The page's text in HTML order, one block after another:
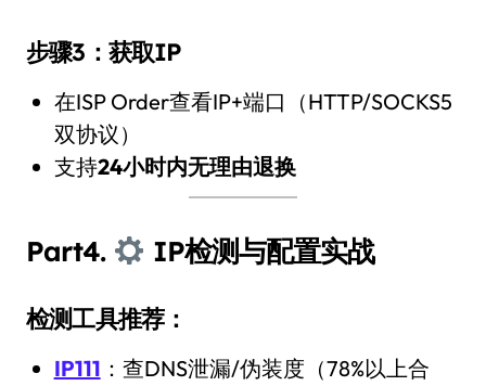
步骤3：获取IP
在ISP Order查看IP+端口（HTTP/SOCKS5
双协议）
支持24小时内无理由退换
Part4. IP检测与配置实战
检测工具推荐：
IP111 ：查DNS泄漏/伪装度（78%以上合